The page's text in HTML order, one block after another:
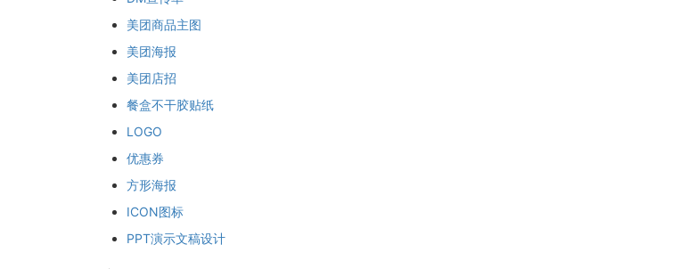
美团商品主图
美团海报
美团店招
餐盒不干胶贴纸
LOGO
优惠券
方形海报
ICON图标
PPT演示文稿设计